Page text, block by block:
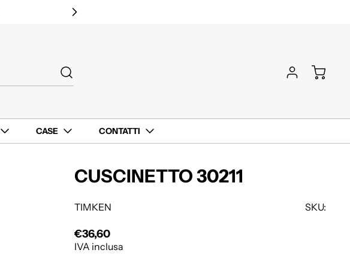
CASE CONTATTI
CUSCINETTO 30211
TIMKEN SKU:
Prezzo regolare
€36,60
IVA inclusa